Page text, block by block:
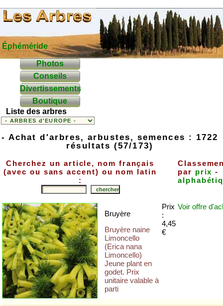
Éphéméride
Photos
Conseils
Divertissements
Boutique
Liste des arbres
- Achat d'arbres, arbustes, semences : 1722
résultats (57/173)
Cherchez un article, nom français
(avec ou sans accent) ou nom latin
:
par prix -
Bruyère
Bruyère naine
Limoncello
(Erica nana
Limoncello)
Jeune plant en
godet. Prix
unitaire valable à
parti
Prix
:
4,45
€
Voir offre